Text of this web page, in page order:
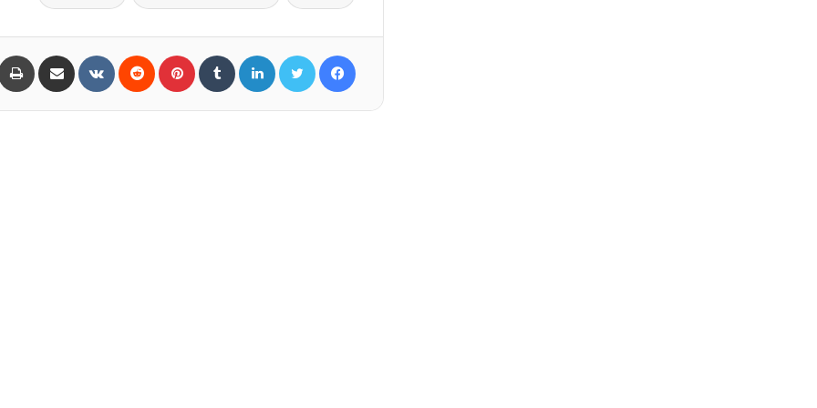
Facebook
Twitter
LinkedIn
Tumblr
Pinterest
Reddit
VKontakte
Share via Email